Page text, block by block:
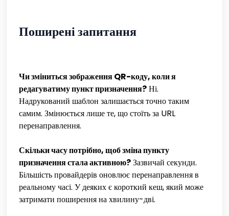
Поширені запитання
Чи зміниться зображення QR-коду, коли я
редагуватиму пункт призначення?Ні.
Надрукований шаблон залишається точно таким
самим. Змінюється лише те, що стоїть за URL
перенаправлення.
Скільки часу потрібно, щоб зміна пункту
призначення стала активною?Зазвичай секунди.
Більшість провайдерів оновлює перенаправлення в
реальному часі. У деяких є короткий кеш, який може
затримати поширення на хвилину-дві.